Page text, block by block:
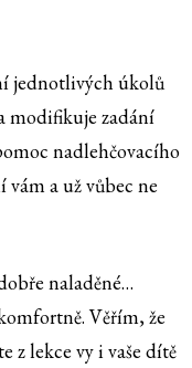
jednotlivých úkolů
modifikuje zadání
nadlehčovacího
a už vůbec ne
naladěné…
Věřím, že
z lekce vy i vaše dítě